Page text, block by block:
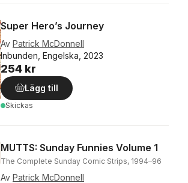
Super Hero’s Journey
Av Patrick McDonnell
Inbunden, Engelska, 2023
254 kr
Lägg till
Skickas
MUTTS: Sunday Funnies Volume 1
The Complete Sunday Comic Strips, 1994–96
Av Patrick McDonnell